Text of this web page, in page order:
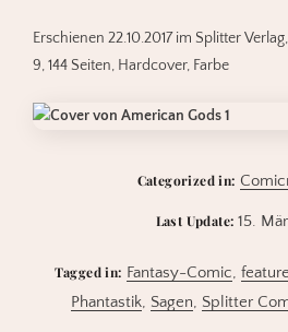
Erschienen 22.10.2017 im Splitter
9, 144 Seiten, Hardcover, Farbe
Categorized in:
Last Update: 15.
Tagged in: Fantasy-Comic,
Phantastik, Sagen, Splitter